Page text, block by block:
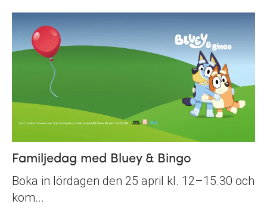
Familjedag med Bluey & Bingo
Boka in lördagen den 25 april kl. 12–15.30 och
kom...